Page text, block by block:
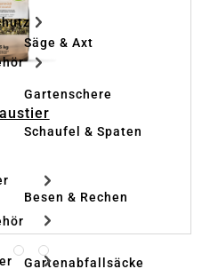
Säge & Axt
Gartenschere
Schaufel & Spaten
Besen & Rechen
Gartenabfallsäcke